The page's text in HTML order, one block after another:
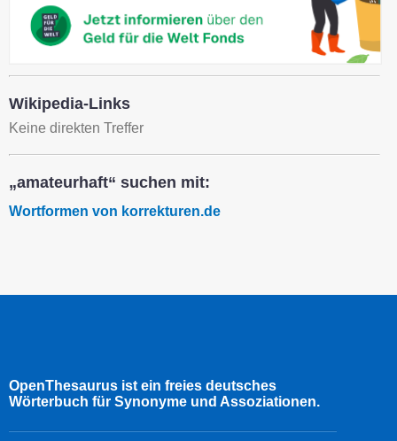
Wikipedia-Links
Keine direkten Treffer
„amateurhaft“ suchen mit:
Wortformen von korrekturen.de
OpenThesaurus ist ein freies deutsches
Wörterbuch für Synonyme und Assoziationen.